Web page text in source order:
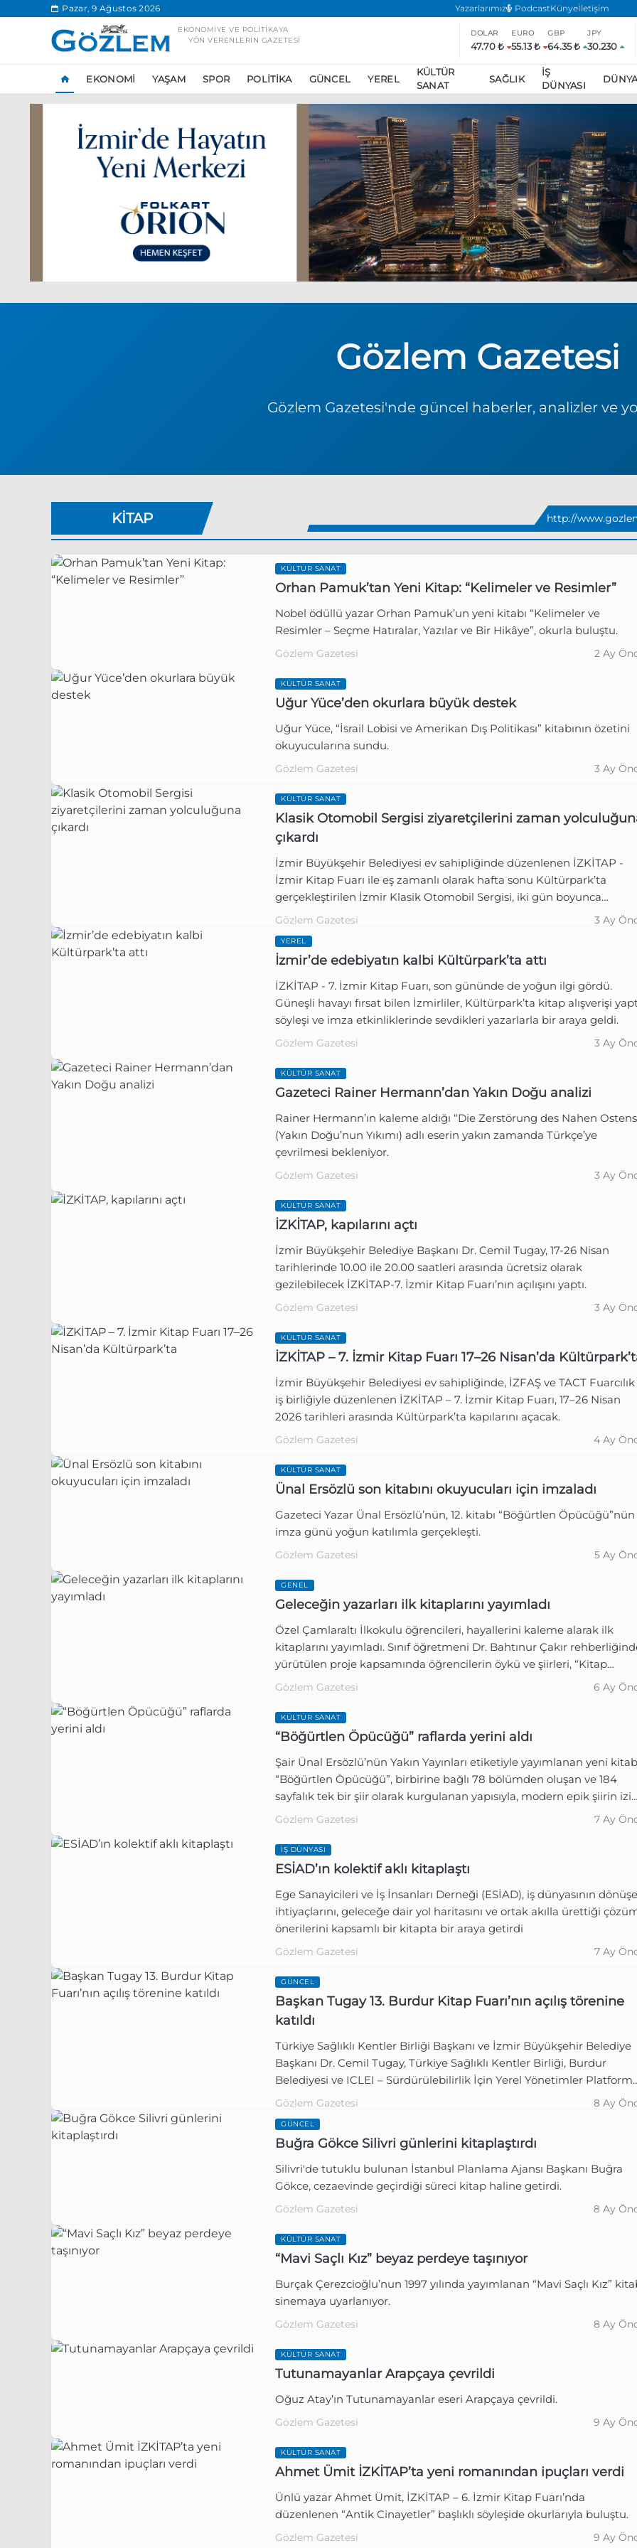
Pazar, 9 Ağustos 2026 Yazarlarımız PodcastKünyeİletişim
EKONOMIYE VE POLITIKAYA
YÖN VERENLERIN GAZETESI
DOLAR
47.70 ₺
EURO
55.13 ₺
GBP
64.35 ₺
JPY
30.230
EKONOMI YAŞAM SPOR POLITIKA GÜNCEL YEREL
KÜLTÜR
SANAT
SAĞLIK
İŞ
DÜNYASI
Ankara’da eylem yasağı uzatıldı
Özgür Özel, Ekrem İmamoğlu’nu
Ünlü çift bir etkinliğe daha katılmama kararı aldı
Boykot
Gözlem Gazetesi
Gözlem Gazetesi'nde güncel haberler, analizler ve
KITAP http://
KÜLTÜR SANAT
Orhan Pamuk’tan Yeni Kitap: “Kelimeler ve Resimler”
Nobel ödüllü yazar Orhan Pamuk’un yeni kitabı “Kelimeler ve
Resimler – Seçme Hatıralar, Yazılar ve Bir Hikâye”, okurla buluştu.
Gözlem Gazetesi 2 Ay
KÜLTÜR SANAT
Uğur Yüce’den okurlara büyük destek
Uğur Yüce, “İsrail Lobisi ve Amerikan Dış Politikası” kitabının özetini
okuyucularına sundu.
Gözlem Gazetesi 3 Ay
KÜLTÜR SANAT
Klasik Otomobil Sergisi ziyaretçilerini zaman
çıkardı
İzmir Büyükşehir Belediyesi ev sahipliğinde düzenlenen İZKİTAP -
İzmir Kitap Fuarı ile eş zamanlı olarak hafta sonu Kültürpark’ta
gerçekleştirilen İzmir Klasik Otomobil Sergisi, iki gün boyunca
ziyaretçilerden yoğun ilgi gördü.
Gözlem Gazetesi 3 Ay
YEREL
İzmir’de edebiyatın kalbi Kültürpark’ta attı
İZKİTAP - 7. İzmir Kitap Fuarı, son gününde de yoğun ilgi gördü.
Güneşli havayı fırsat bilen İzmirliler, Kültürpark’ta kitap alışverişi
söyleşi ve imza etkinliklerinde sevdikleri yazarlarla bir araya geldi.
Gözlem Gazetesi 3 Ay
KÜLTÜR SANAT
Gazeteci Rainer Hermann’dan Yakın Doğu analizi
Rainer Hermann’ın kaleme aldığı “Die Zerstörung des Nahen
(Yakın Doğu’nun Yıkımı) adlı eserin yakın zamanda Türkçe’ye
çevrilmesi bekleniyor.
Gözlem Gazetesi 3 Ay
KÜLTÜR SANAT
İZKİTAP, kapılarını açtı
İzmir Büyükşehir Belediye Başkanı Dr. Cemil Tugay, 17-26 Nisan
tarihlerinde 10.00 ile 20.00 saatleri arasında ücretsiz olarak
gezilebilecek İZKİTAP-7. İzmir Kitap Fuarı’nın açılışını yaptı.
Gözlem Gazetesi 3 Ay
KÜLTÜR SANAT
İZKİTAP – 7. İzmir Kitap Fuarı 17–26 Nisan’da
İzmir Büyükşehir Belediyesi ev sahipliğinde, İZFAŞ ve TACT Fuarcılık
iş birliğiyle düzenlenen İZKİTAP – 7. İzmir Kitap Fuarı, 17–26 Nisan
2026 tarihleri arasında Kültürpark’ta kapılarını açacak.
Gözlem Gazetesi 4 Ay
KÜLTÜR SANAT
Ünal Ersözlü son kitabını okuyucuları için imzaladı
Gazeteci Yazar Ünal Ersözlü’nün, 12. kitabı “Böğürtlen Öpücüğü”nün
imza günü yoğun katılımla gerçekleşti.
Gözlem Gazetesi 5 Ay
GENEL
Geleceğin yazarları ilk kitaplarını yayımladı
Özel Çamlaraltı İlkokulu öğrencileri, hayallerini kaleme alarak ilk
kitaplarını yayımladı. Sınıf öğretmeni Dr. Bahtınur Çakır
yürütülen proje kapsamında öğrencilerin öykü ve şiirleri, “Kitap
Söyleşisinden Öykü Yazmaya Uzanan Yolculuk: Çamlıbahçe’nin Şair
Gözlem Gazetesi 6 Ay
KÜLTÜR SANAT
“Böğürtlen Öpücüğü” raflarda yerini aldı
Şair Ünal Ersözlü’nün Yakın Yayınları etiketiyle yayımlanan yeni
“Böğürtlen Öpücüğü”, birbirine bağlı 78 bölümden oluşan ve 184
sayfalık tek bir şiir olarak kurgulanan yapısıyla, modern epik şiirin izini
süren bütünlüklü bir anlatı kuruyor.
Gözlem Gazetesi 7 Ay
İŞ DÜNYASI
ESİAD’ın kolektif aklı kitaplaştı
Ege Sanayicileri ve İş İnsanları Derneği (ESİAD), iş dünyasının
ihtiyaçlarını, geleceğe dair yol haritasını ve ortak akılla ürettiği
önerilerini kapsamlı bir kitapta bir araya getirdi
Gözlem Gazetesi 7 Ay
GÜNCEL
Başkan Tugay 13. Burdur Kitap Fuarı’nın açılış törenine
katıldı
Türkiye Sağlıklı Kentler Birliği Başkanı ve İzmir Büyükşehir Belediye
Başkanı Dr. Cemil Tugay, Türkiye Sağlıklı Kentler Birliği, Burdur
Belediyesi ve ICLEI – Sürdürülebilirlik İçin Yerel Yönetimler
iş birliğiyle düzenlenen “Yerel İklim Konferansı” için Burdur’a gitti.
Gözlem Gazetesi 8 Ay
GÜNCEL
Buğra Gökce Silivri günlerini kitaplaştırdı
Silivri'de tutuklu bulunan İstanbul Planlama Ajansı Başkanı Buğra
Gökce, cezaevinde geçirdiği süreci kitap haline getirdi.
Gözlem Gazetesi 8 Ay
KÜLTÜR SANAT
“Mavi Saçlı Kız” beyaz perdeye taşınıyor
Burçak Çerezcioğlu’nun 1997 yılında yayımlanan “Mavi Saçlı Kız”
sinemaya uyarlanıyor.
Gözlem Gazetesi 8 Ay
KÜLTÜR SANAT
Tutunamayanlar Arapçaya çevrildi
Oğuz Atay’ın Tutunamayanlar eseri Arapçaya çevrildi.
Gözlem Gazetesi 9 Ay
KÜLTÜR SANAT
Ahmet Ümit İZKİTAP’ta yeni romanından ipuçları verdi
Ünlü yazar Ahmet Ümit, İZKİTAP – 6. İzmir Kitap Fuarı’nda
düzenlenen “Antik Cinayetler” başlıklı söyleşide okurlarıyla buluştu.
Gözlem Gazetesi 9 Ay